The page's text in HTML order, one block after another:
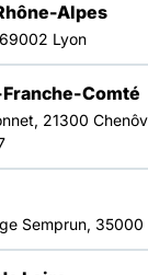
du
auprès des
professionnels
Alpes
Lyon
Comté
21300
Semprun, 35000